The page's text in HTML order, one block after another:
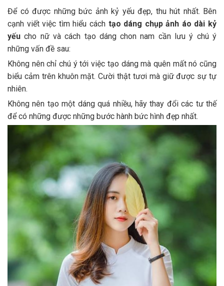
Để có được những bức ảnh kỷ yếu đẹp, thu hút nhất. Bên
cạnh viết việc tìm hiểu cách tạo dáng chụp ảnh áo dài kỷ
yếu cho nữ và cách tạo dáng chon nam cần lưu ý chú ý
những vấn đề sau:
Không nên chỉ chú ý tới việc tạo dáng mà quên mất nó cũng
biểu cảm trên khuôn mặt. Cười thật tươi mà giữ được sự tự
nhiên.
Không nên tạo một dáng quá nhiều, hãy thay đổi các tư thế
để có những được những bước hành bức hình đẹp nhất.